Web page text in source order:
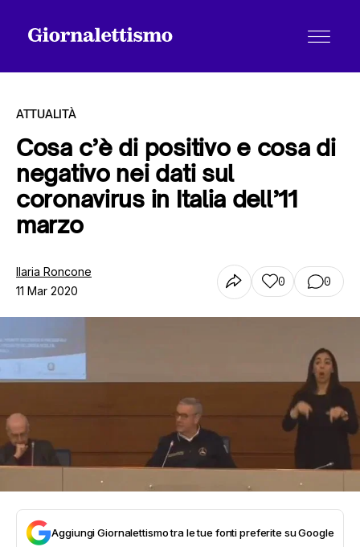
Tutti gli articoli
ATTUALITÀ
Cosa c’è di positivo e cosa di
negativo nei dati sul
coronavirus in Italia dell’11
marzo
Ilaria Roncone
11 Mar 2020
0 0
Aggiungi Giornalettismo tra le tue fonti preferite su Google